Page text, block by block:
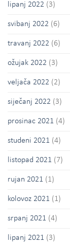
lipanj 2022 (3)
svibanj 2022 (6)
travanj 2022 (6)
ožujak 2022 (3)
veljača 2022 (2)
siječanj 2022 (3)
prosinac 2021 (4)
studeni 2021 (4)
listopad 2021 (7)
rujan 2021 (1)
kolovoz 2021 (1)
srpanj 2021 (4)
lipanj 2021 (3)